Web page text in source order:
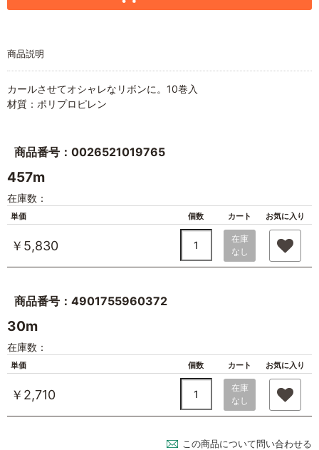
商品説明
カールさせてオシャレなリボンに。10巻入
材質：ポリプロピレン
商品番号：0026521019765
457m
在庫数：
単価 個数 カート お気に入り
￥5,830
在庫
なし
商品番号：4901755960372
30m
在庫数：
単価 個数 カート お気に入り
￥2,710
在庫
なし
この商品について問い合わせる